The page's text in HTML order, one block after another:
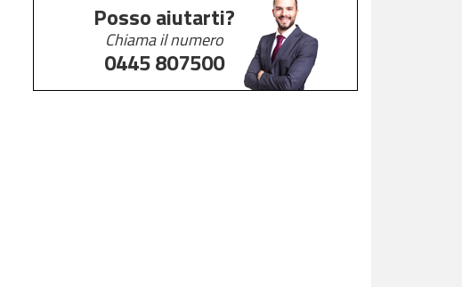
Posso aiutarti?
Chiama il numero
0445 807500